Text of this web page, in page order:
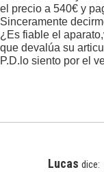
el precio a 540€ y
Sinceramente
¿Es fiable el
que devalúa su
P.D.lo siento por el
Lucas dice: